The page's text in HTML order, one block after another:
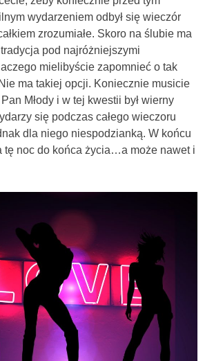
wydarzeniem odbył się wieczór
zrozumiałe. Skoro na ślubie ma
pod najróżniejszymi
mielibyście zapomnieć o tak
ma takiej opcji. Koniecznie musicie
Młody i w tej kwestii był wierny
się podczas całego wieczoru
dla niego niespodzianką. W końcu
tę noc do końca życia…a może nawet i